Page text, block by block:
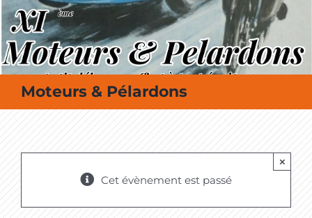
MES SORTIES / MES LOISIRS
Moteurs & Pélardons
Cet évènement est passé
×